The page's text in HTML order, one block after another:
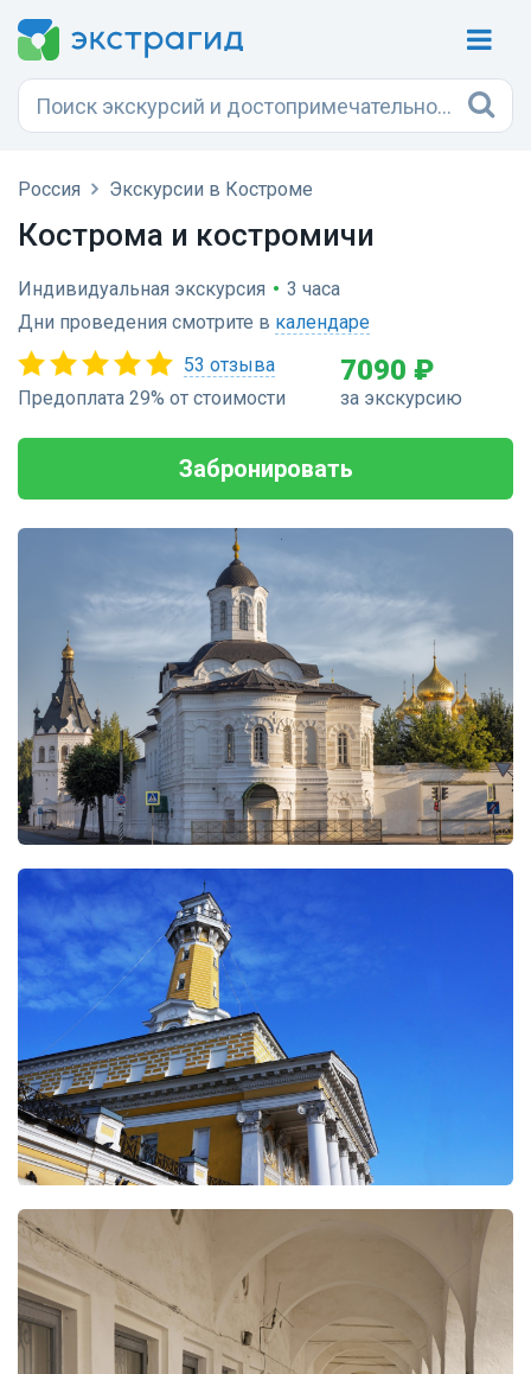
Россия Экскурсии в Костроме
Кострома и костромичи
Индивидуальная экскурсия • 3 часа
Дни проведения смотрите в календаре
53 отзыва
Предоплата 29% от стоимости
7090 ₽
за экскурсию
Забронировать